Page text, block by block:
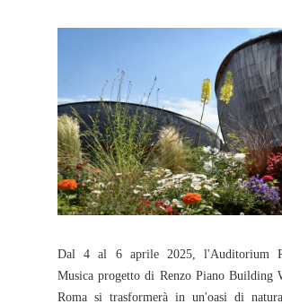
Dal 4 al 6 aprile 2025, l'Auditorium
Musica progetto di Renzo Piano Building
Roma si trasformerà in un'oasi di